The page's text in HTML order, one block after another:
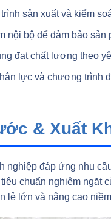
sản xuất và kiểm
nội bộ để đảm bảo sản
đạt chất lượng theo
lực và chương trình
& Xuất
đáp ứng nhu
chuẩn nghiêm ngặt
lớn và nâng cao